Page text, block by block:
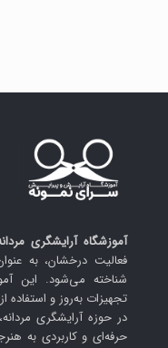
آموزشگاه آرایشگری
فعالیت درخشان، به
شناخته می‌شود. این
تجهیزات به‌روز و
در حوزه آرایشگری
حرفه‌ای و کاربردی به